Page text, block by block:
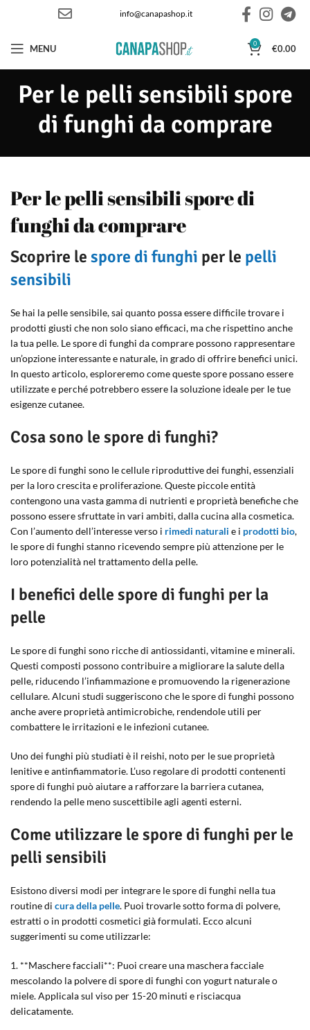
info@canapashop.it
MENU 0 €0.00
Per le pelli sensibili spore
di funghi da comprare
Per le pelli sensibili spore di
funghi da comprare
Scoprire le spore di funghi per le pelli
sensibili
Se hai la pelle sensibile, sai quanto possa essere difficile trovare i
prodotti giusti che non solo siano efficaci, ma che rispettino anche
la tua pelle. Le spore di funghi da comprare possono rappresentare
un’opzione interessante e naturale, in grado di offrire benefici unici.
In questo articolo, esploreremo come queste spore possano essere
utilizzate e perché potrebbero essere la soluzione ideale per le tue
esigenze cutanee.
Cosa sono le spore di funghi?
Le spore di funghi sono le cellule riproduttive dei funghi, essenziali
per la loro crescita e proliferazione. Queste piccole entità
contengono una vasta gamma di nutrienti e proprietà benefiche che
possono essere sfruttate in vari ambiti, dalla cucina alla cosmetica.
Con l’aumento dell’interesse verso i rimedi naturali e i prodotti bio,
le spore di funghi stanno ricevendo sempre più attenzione per le
loro potenzialità nel trattamento della pelle.
I benefici delle spore di funghi per la
pelle
Le spore di funghi sono ricche di antiossidanti, vitamine e minerali.
Questi composti possono contribuire a migliorare la salute della
pelle, riducendo l’infiammazione e promuovendo la rigenerazione
cellulare. Alcuni studi suggeriscono che le spore di funghi possono
anche avere proprietà antimicrobiche, rendendole utili per
combattere le irritazioni e le infezioni cutanee.
Uno dei funghi più studiati è il reishi, noto per le sue proprietà
lenitive e antinfiammatorie. L’uso regolare di prodotti contenenti
spore di funghi può aiutare a rafforzare la barriera cutanea,
rendendo la pelle meno suscettibile agli agenti esterni.
Come utilizzare le spore di funghi per le
pelli sensibili
Esistono diversi modi per integrare le spore di funghi nella tua
routine di cura della pelle. Puoi trovarle sotto forma di polvere,
estratti o in prodotti cosmetici già formulati. Ecco alcuni
suggerimenti su come utilizzarle:
1. **Maschere facciali**: Puoi creare una maschera facciale
mescolando la polvere di spore di funghi con yogurt naturale o
miele. Applicala sul viso per 15-20 minuti e risciacqua
delicatamente.